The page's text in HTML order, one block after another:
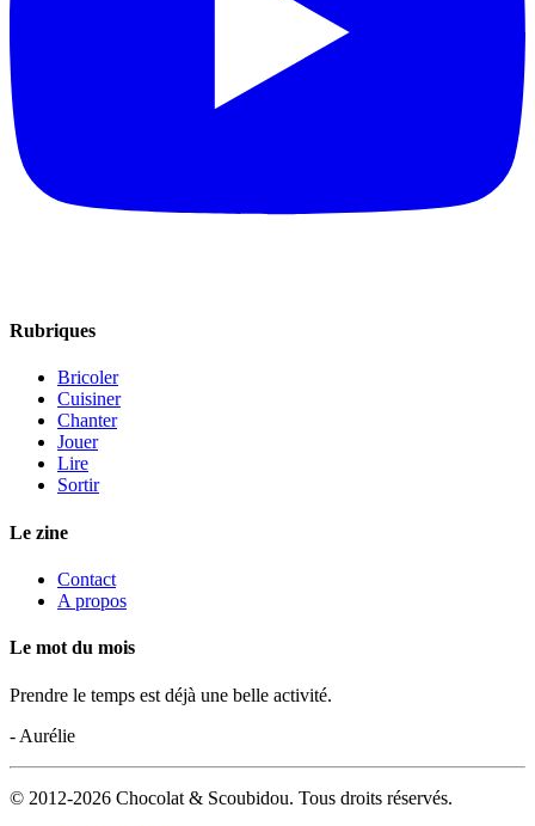
Rubriques
Bricoler
Cuisiner
Chanter
Jouer
Lire
Sortir
Le zine
Contact
A propos
Le mot du mois
Prendre le temps est déjà une belle activité.
- Aurélie
© 2012-2026 Chocolat & Scoubidou. Tous droits réservés.